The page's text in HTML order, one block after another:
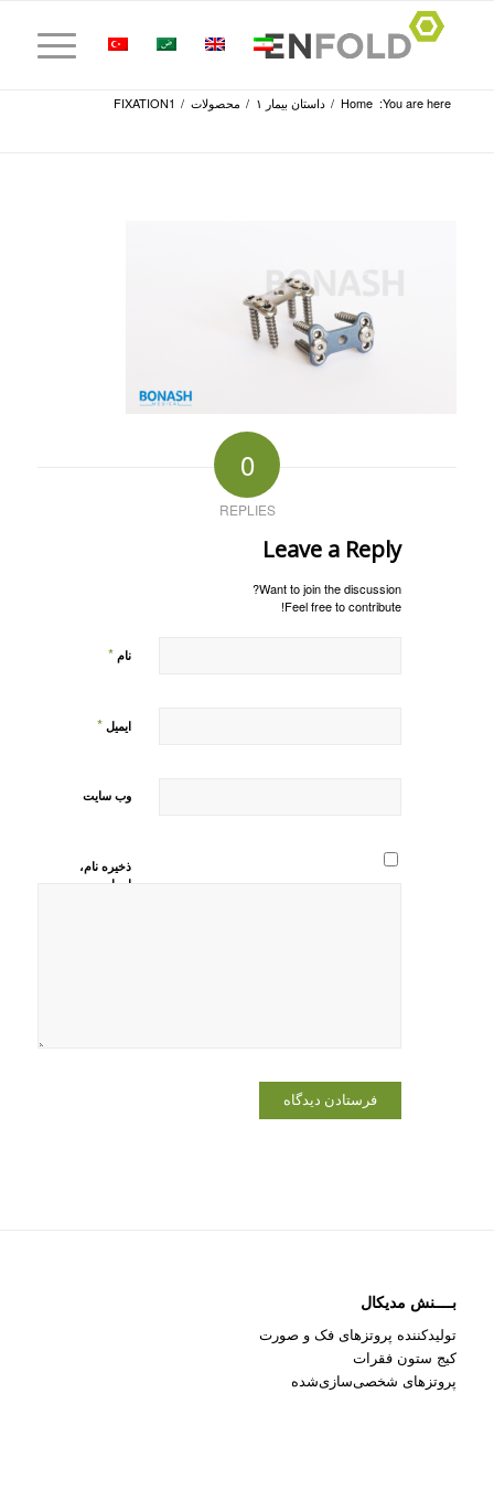
You are here:
Home
/ داستان بیمار ۱ / محصولات /
FIXATION1
0
REPLIES
Leave a Reply
Want to join the discussion?
Feel free to contribute!
نام *
ایمیل *
وب‌ سایت
ذخیره نام،
ایمیل و
بــــنش مدیکال
تولیدکننده پروتزهای فک و صورت
کیج ستون فقرات
پروتزهای شخصی‌سازی‌شده